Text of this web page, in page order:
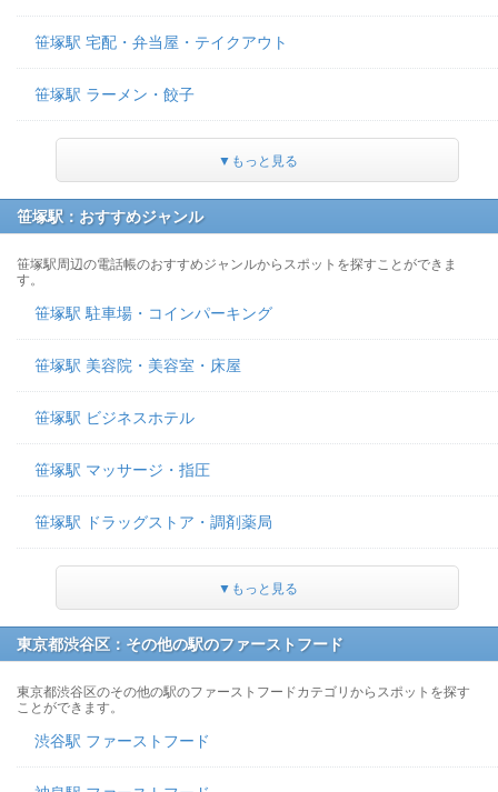
笹塚駅 宅配・弁当屋・テイクアウト
笹塚駅 ラーメン・餃子
▼もっと見る
笹塚駅：おすすめジャンル
笹塚駅周辺の電話帳のおすすめジャンルからスポットを探すことができま
す。
笹塚駅 駐車場・コインパーキング
笹塚駅 美容院・美容室・床屋
笹塚駅 ビジネスホテル
笹塚駅 マッサージ・指圧
笹塚駅 ドラッグストア・調剤薬局
▼もっと見る
東京都渋谷区：その他の駅のファーストフード
東京都渋谷区のその他の駅のファーストフードカテゴリからスポットを探す
ことができます。
渋谷駅 ファーストフード